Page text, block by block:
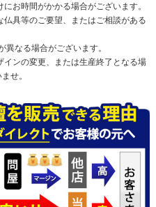
お時間がかかる場合がございます。
具等のご要望、またはご相談がある
なる場合がございます。
インの変更、または生産終了となる場
せ。